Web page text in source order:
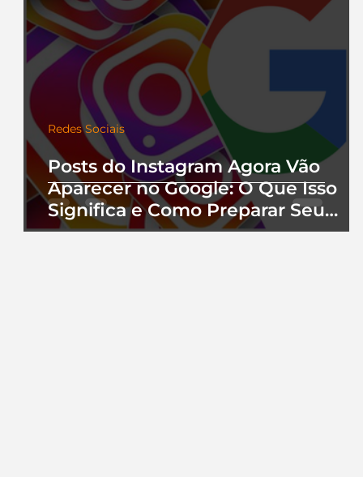
Posts do Instagram Agora Vão
Aparecer no Google: O Que Isso
Significa e Como Preparar Seu
Perfil
Redes Sociais